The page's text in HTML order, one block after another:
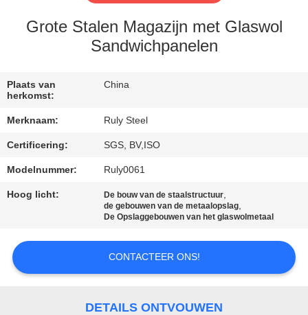
ONGEVEER
FABRIEKSREIS
KWALITEITSCONTROLE
CONTACTEER
ONS
NIEUWS
FOUTENOPLOSSING
Grote Stalen Magazijn met Glaswol
Sandwichpanelen
Plaats van
herkomst:
China
Merknaam: Ruly Steel
Certificering: SGS, BV,ISO
Modelnummer: Ruly0061
Hoog licht: De bouw van de staalstructuur,
de gebouwen van de metaalopslag,
De Opslaggebouwen van het glaswolmetaal
CONTACTEER ONS!
DETAILS ONTVOUWEN